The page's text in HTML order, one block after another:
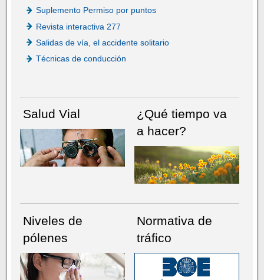
Suplemento Permiso por puntos
Revista interactiva 277
Salidas de vía, el accidente solitario
Técnicas de conducción
Salud Vial
¿Qué tiempo va
a hacer?
Niveles de
pólenes
Normativa de
tráfico